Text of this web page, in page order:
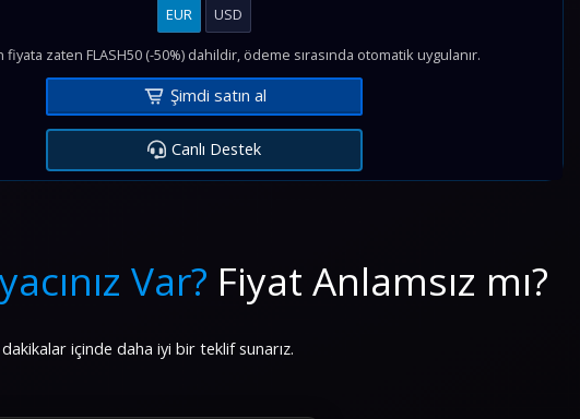
EUR USD
zaten FLASH50 (-50%) dahildir, ödeme sırasında otomatik uygulanır.
Şimdi satın al
Canlı Destek
Var? Fiyat Anlamsız mı?
içinde daha iyi bir teklif sunarız.